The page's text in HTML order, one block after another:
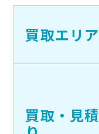
買取エリア
買取・見積